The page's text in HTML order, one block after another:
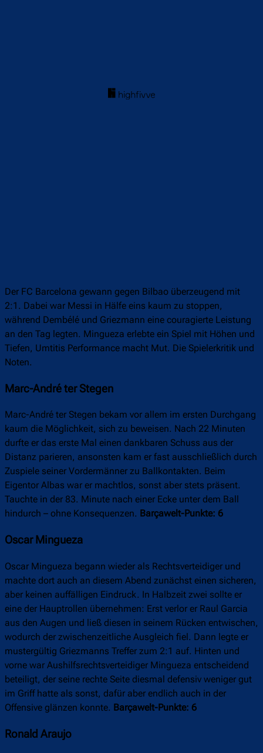
Der FC Barcelona gewann gegen Bilbao überzeugend mit
2:1. Dabei war Messi in Hälfe eins kaum zu stoppen,
während Dembélé und Griezmann eine couragierte Leistung
an den Tag legten. Mingueza erlebte ein Spiel mit Höhen und
Tiefen, Umtitis Performance macht Mut. Die Spielerkritik und
Noten.
Marc-André ter Stegen
Marc-André ter Stegen bekam vor allem im ersten Durchgang
kaum die Möglichkeit, sich zu beweisen. Nach 22 Minuten
durfte er das erste Mal einen dankbaren Schuss aus der
Distanz parieren, ansonsten kam er fast ausschließlich durch
Zuspiele seiner Vordermänner zu Ballkontakten. Beim
Eigentor Albas war er machtlos, sonst aber stets präsent.
Tauchte in der 83. Minute nach einer Ecke unter dem Ball
hindurch – ohne Konsequenzen. Barçawelt-Punkte: 6
Oscar Mingueza
Oscar Mingueza begann wieder als Rechtsverteidiger und
machte dort auch an diesem Abend zunächst einen sicheren,
aber keinen auffälligen Eindruck. In Halbzeit zwei sollte er
eine der Hauptrollen übernehmen: Erst verlor er Raul Garcia
aus den Augen und ließ diesen in seinem Rücken entwischen,
wodurch der zwischenzeitliche Ausgleich fiel. Dann legte er
mustergültig Griezmanns Treffer zum 2:1 auf. Hinten und
vorne war Aushilfsrechtsverteidiger Mingueza entscheidend
beteiligt, der seine rechte Seite diesmal defensiv weniger gut
im Griff hatte als sonst, dafür aber endlich auch in der
Offensive glänzen konnte. Barçawelt-Punkte: 6
Ronald Araujo